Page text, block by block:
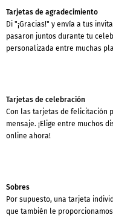
Tarjetas de agradecimiento
Di "¡Gracias!" y envía a tus
pasaron juntos durante tu
personalizada entre muchas
Tarjetas de celebración
Con las tarjetas de felicitación
mensaje. ¡Elige entre muchos
online ahora!
Sobres
Por supuesto, una tarjeta
que también le